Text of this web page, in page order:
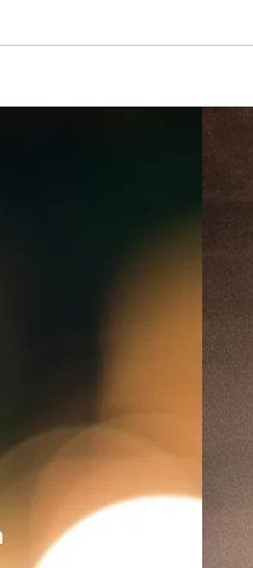
konnte nicht
zur Gruppenliste zurückkehren
Zur